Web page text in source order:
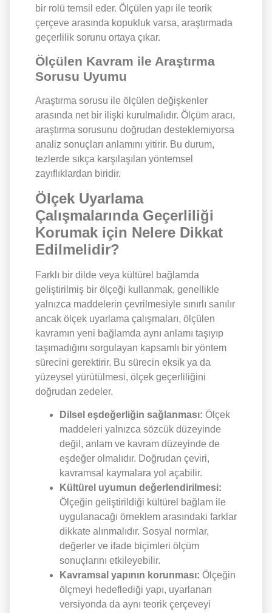
bir rolü temsil eder. Ölçülen yapı ile teorik
çerçeve arasında kopukluk varsa, araştırmada
geçerlilik sorunu ortaya çıkar.
Ölçülen Kavram ile Araştırma
Sorusu Uyumu
Araştırma sorusu ile ölçülen değişkenler
arasında net bir ilişki kurulmalıdır. Ölçüm aracı,
araştırma sorusunu doğrudan desteklemiyorsa
analiz sonuçları anlamını yitirir. Bu durum,
tezlerde sıkça karşılaşılan yöntemsel
zayıflıklardan biridir.
Ölçek Uyarlama
Çalışmalarında Geçerliliği
Korumak için Nelere Dikkat
Edilmelidir?
Farklı bir dilde veya kültürel bağlamda
geliştirilmiş bir ölçeği kullanmak, genellikle
yalnızca maddelerin çevrilmesiyle sınırlı sanılır
ancak ölçek uyarlama çalışmaları, ölçülen
kavramın yeni bağlamda aynı anlamı taşıyıp
taşımadığını sorgulayan kapsamlı bir yöntem
sürecini gerektirir. Bu sürecin eksik ya da
yüzeysel yürütülmesi, ölçek geçerliliğini
doğrudan zedeler.
Dilsel eşdeğerliğin sağlanması: Ölçek
maddeleri yalnızca sözcük düzeyinde
değil, anlam ve kavram düzeyinde de
eşdeğer olmalıdır. Doğrudan çeviri,
kavramsal kaymalara yol açabilir.
Kültürel uyumun değerlendirilmesi:
Ölçeğin geliştirildiği kültürel bağlam ile
uygulanacağı örneklem arasındaki farklar
dikkate alınmalıdır. Sosyal normlar,
değerler ve ifade biçimleri ölçüm
sonuçlarını etkileyebilir.
Kavramsal yapının korunması: Ölçeğin
ölçmeyi hedeflediği yapı, uyarlanan
versiyonda da aynı teorik çerçeveyi